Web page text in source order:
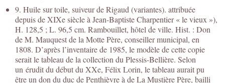
9. Huile sur toile, suiveur de Rigaud (variantes). attribuée
depuis de XIXe siècle à Jean-Baptiste Charpentier « le vieux »),
H. 128,5 ; L. 96,5 cm. Rambouillet, hôtel de ville. Hist. : Don
de M. Mauquest de la Motte Père, conseiller municipal, en
1808. D’après l’inventaire de 1985, le modèle de cette copie
serait le tableau de la collection du Plessis-Bellière. Selon
un érudit du début du XXe, Félix Lorin, le tableau aurait pu
être un don du duc de Penthièvre à de La Mustière Père, bailli